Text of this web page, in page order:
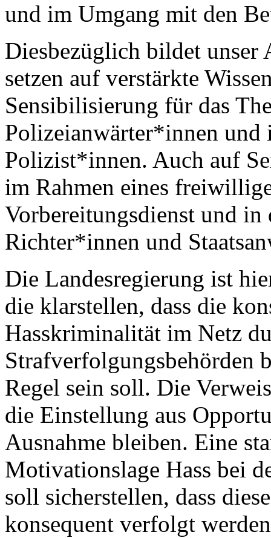
und im Umgang mit den
Diesbezüglich bildet unser
setzen auf verstärkte
Sensibilisierung für das
Polizeianwärter*innen
Polizist*innen. Auch auf
im Rahmen eines
Vorbereitungsdienst und
Richter*innen und
Die Landesregierung ist
die klarstellen, dass die
Hasskriminalität im Netz
Strafverfolgungsbehörden
Regel sein soll. Die
die Einstellung aus
Ausnahme bleiben. Eine
Motivationslage Hass bei
soll sicherstellen, dass
konsequent verfolgt